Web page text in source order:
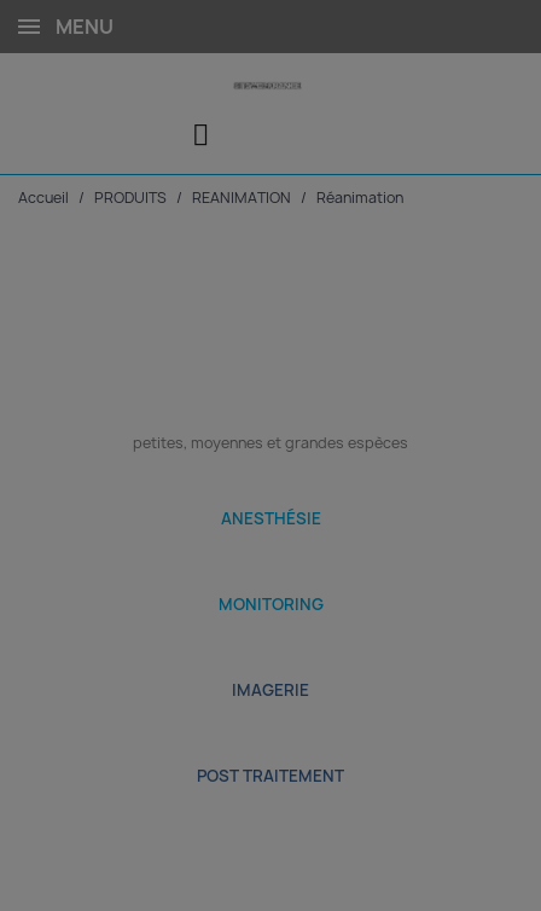
MENU
Accueil PRODUITS REANIMATION Réanimation
petites, moyennes et grandes espèces
ANESTHÉSIE
MONITORING
IMAGERIE
POST TRAITEMENT